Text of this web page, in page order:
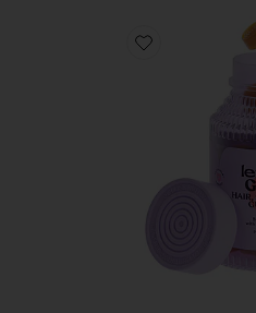
Favorite